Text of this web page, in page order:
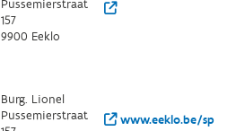
Pussemierstraat
157
9900 Eeklo
Burg. Lionel
Pussemierstraat
www.eeklo.be/